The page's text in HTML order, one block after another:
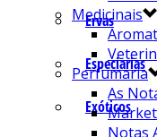
Ervas
Especiarias
Exóticos
Medicinais
Perfumaria
As
Notas